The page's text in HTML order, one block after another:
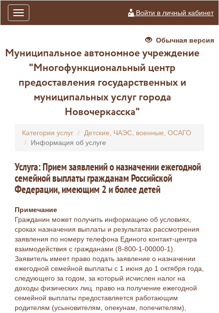
Toggle
navigation
Войти в личный кабинет
Обычная версия
Муниципальное автономное учреждение
"Многофункциональный центр
предоставления государственных и
муниципальных услуг города
Новочеркасска"
Категория услуг
Детские, ЧАЭС, военные, ОСАГО
Информация об услуге
Услуга: Прием заявлений о назначении ежегодной
семейной выплаты гражданам Российской
Федерации, имеющим 2 и более детей
Примечание
Гражданин может получить информацию об условиях,
сроках назначения выплаты и результатах рассмотрения
заявления по номеру телефона Единого контакт-центра
взаимодействия с гражданами (8-800-1-00000-1).
Заявитель имеет право подать заявление о назначении
ежегодной семейной выплаты с 1 июня до 1 октября года,
следующего за годом, за который исчислен налог на
доходы физических лиц. право на получение ежегодной
семейной выплаты предоставляется работающим
родителям (усыновителям, опекунам, попечителям),